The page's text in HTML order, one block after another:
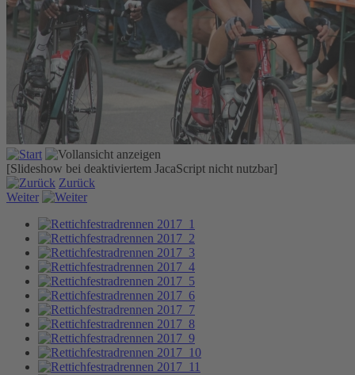
[Slideshow bei deaktiviertem JacaScript nicht nutzbar]
Zurück
Weiter